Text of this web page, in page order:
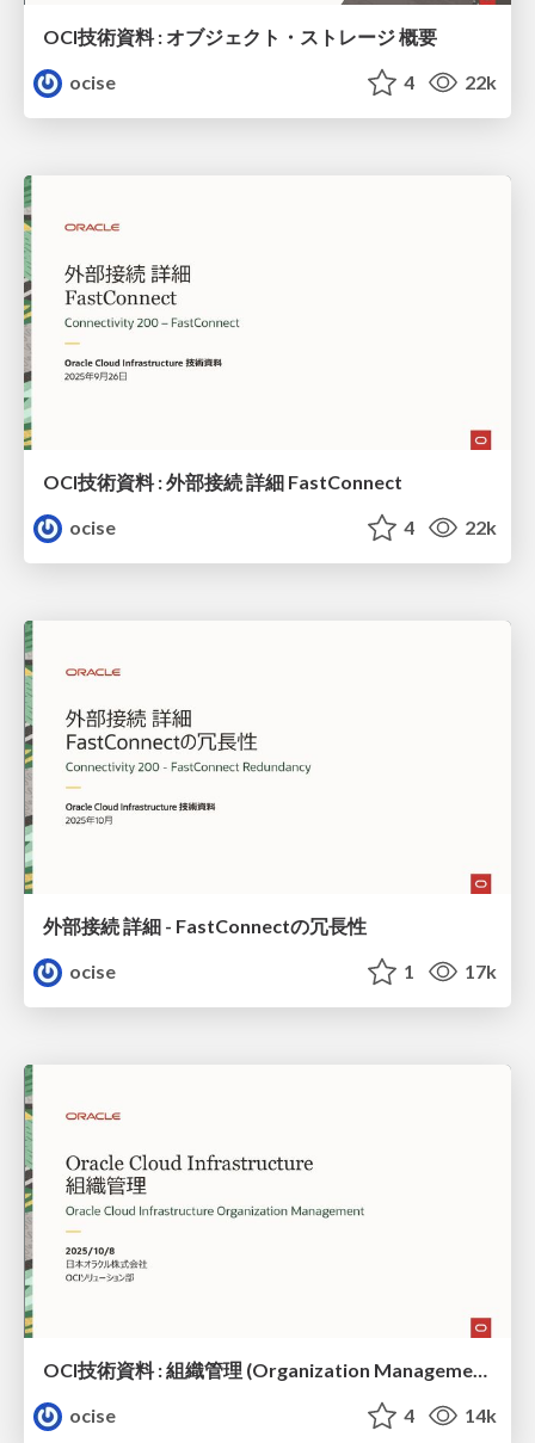
OCI技術資料 : オブジェクト・ストレージ 概要
ocise
4 22k
OCI技術資料 : 外部接続 詳細 FastConnect
ocise
4 22k
外部接続 詳細 - FastConnectの冗長性
ocise
1 17k
OCI技術資料 : 組織管理 (Organization Management)
ocise
4 14k